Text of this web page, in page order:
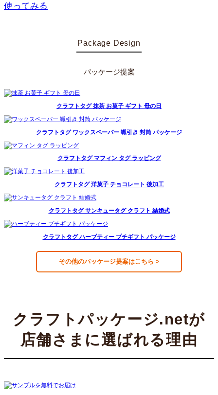
使ってみる
Package Design
パッケージ提案
クラフトタグ 抹茶 お菓子 ギフト 母の日
クラフトタグ ワックスペーパー 蝋引き 封筒 パッケージ
クラフトタグ マフィン タグ ラッピング
クラフトタグ 洋菓子 チョコレート 後加工
クラフトタグ サンキュータグ クラフト 結婚式
クラフトタグ ハーブティー プチギフト パッケージ
その他のパッケージ提案はこちら >
クラフトパッケージ.netが
店舗さまに選ばれる理由